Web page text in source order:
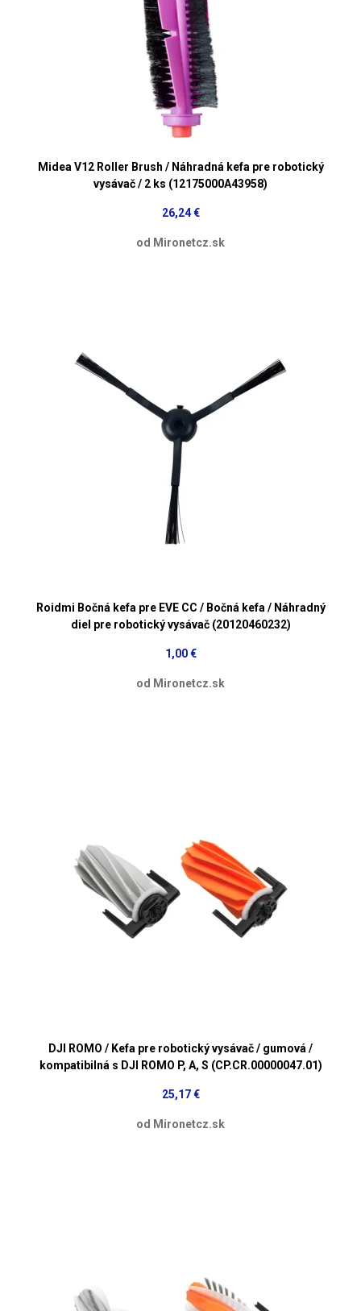
Midea V12 Roller Brush / Náhradná kefa pre robotický
vysávač / 2 ks (12175000A43958)
26,24 €
od Mironetcz.sk
Roidmi Bočná kefa pre EVE CC / Bočná kefa / Náhradný
diel pre robotický vysávač (20120460232)
1,00 €
od Mironetcz.sk
DJI ROMO / Kefa pre robotický vysávač / gumová /
kompatibilná s DJI ROMO P, A, S (CP.CR.00000047.01)
25,17 €
od Mironetcz.sk